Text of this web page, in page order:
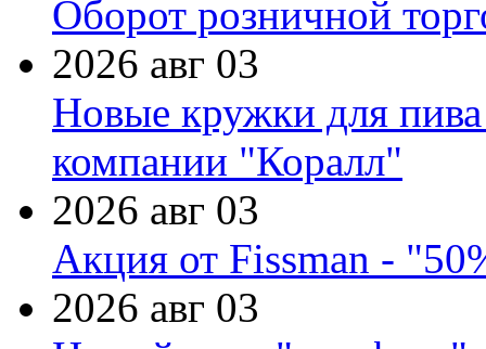
Оборот розничной
2026 авг 03
Новые кружки для
компании "Коралл"
2026 авг 03
Акция от Fissman -
2026 авг 03